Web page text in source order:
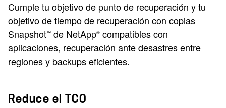
Cumple tu objetivo de punto de recuperación y tu
objetivo de tiempo de recuperación con copias
Snapshot™ de NetApp® compatibles con
aplicaciones, recuperación ante desastres entre
regiones y backups eficientes.
Reduce el TCO